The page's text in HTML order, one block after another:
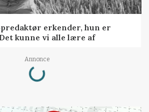
erkender, hun er
kunne vi alle lære af
Annonce
Loading...